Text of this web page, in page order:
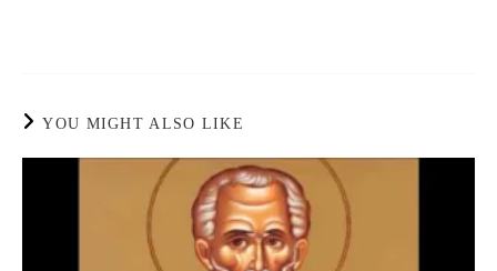
YOU MIGHT ALSO LIKE